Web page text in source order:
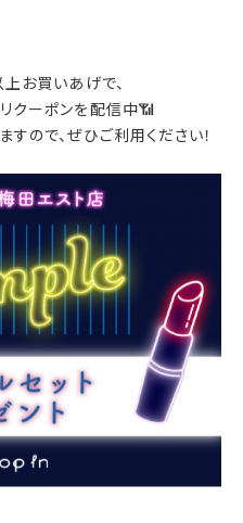
上お買いあげで、
クーポンを配信中📶
ので、ぜひご利用ください！